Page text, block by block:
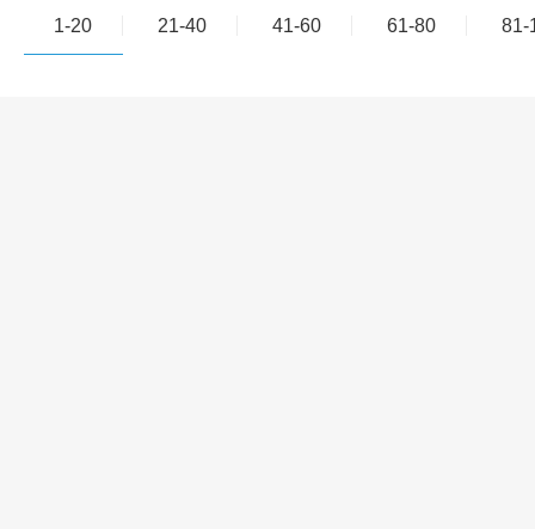
1-20 21-40 41-60 61-80 81-